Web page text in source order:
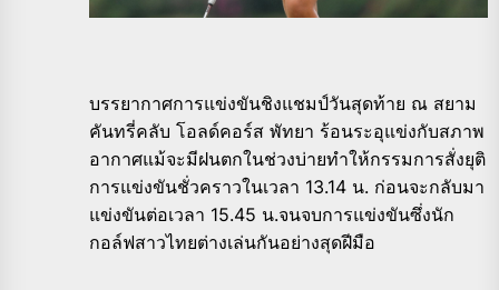
บรรยากาศการแข่งขันชิงแชมป์วันสุดท้าย ณ สยาม
คันทรี่คลับ โอลด์คอร์ส พัทยา ร้อนระอุแข่งกับสภาพ
อากาศแม้จะมีฝนตกในช่วงบ่ายทำให้กรรมการสั่งยุติ
การแข่งขันชั่วคราวในเวลา 13.14 น. ก่อนจะกลับมา
แข่งขันต่อเวลา 15.45 น.จนจบการแข่งขันซึ่งนัก
กอล์ฟสาวไทยต่างเล่นกันอย่างสุดฝีมือ